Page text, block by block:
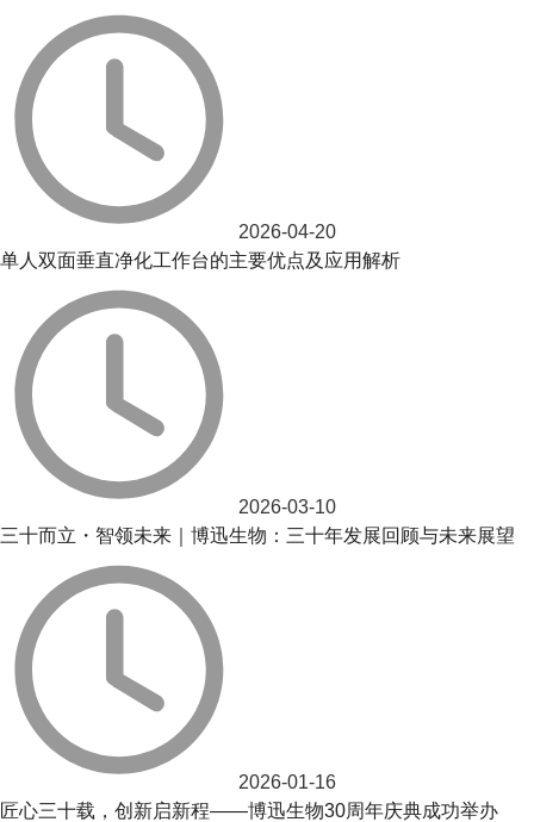
2026-04-20
单人双面垂直净化工作台的主要优点及应用解析
2026-03-10
三十而立・智领未来｜博迅生物：三十年发展回顾与未来展望
2026-01-16
匠心三十载，创新启新程——博迅生物30周年庆典成功举办